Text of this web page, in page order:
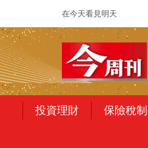
在今天看見明天
投資理財 保險稅制